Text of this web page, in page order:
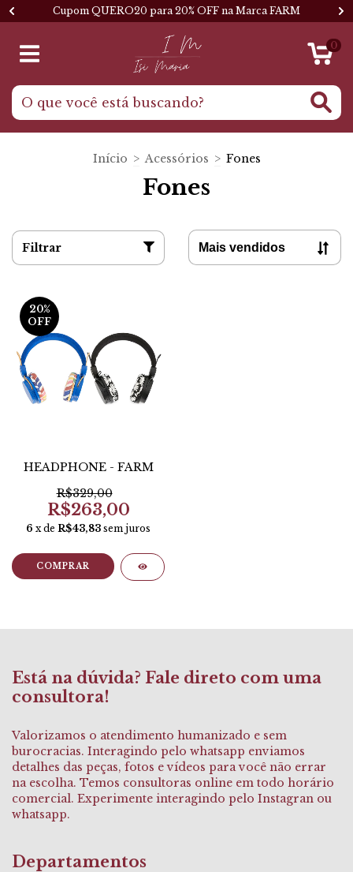
Cupom QUERO20 para 20% OFF na Marca FARM
0
Início > Acessórios > Fones
Fones
Filtrar
20%
OFF
HEADPHONE - FARM
R$329,00
R$263,00
6 x de R$43,83 sem juros
COMPRAR
Está na dúvida? Fale direto com uma
consultora!
Valorizamos o atendimento humanizado e sem
burocracias. Interagindo pelo whatsapp enviamos
detalhes das peças, fotos e vídeos para você não errar
na escolha. Temos consultoras online em todo horário
comercial. Experimente interagindo pelo Instagran ou
whatsapp.
Departamentos